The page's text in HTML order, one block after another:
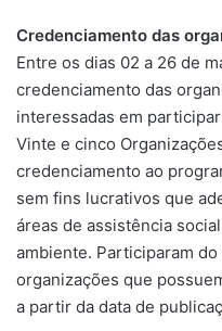
Credenciamento das
Entre os dias 02 a 26 de
credenciamento das
interessadas em
Vinte e cinco
credenciamento ao
sem fins lucrativos que
áreas de assistência
ambiente. Participaram
organizações que
a partir da data de